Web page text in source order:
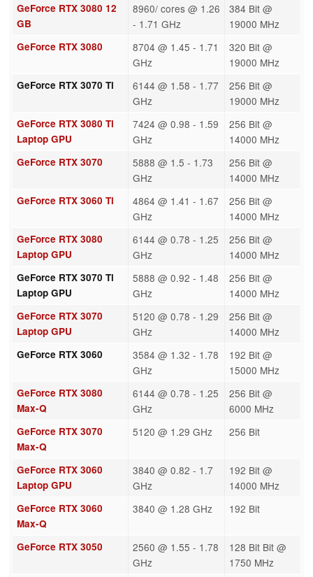
GeForce RTX 3080 12
GB
8960/ cores @ 1.26
- 1.71 GHz
384 Bit @
19000 MHz
GeForce RTX 3080
8704 @ 1.45 - 1.71
GHz
320 Bit @
19000 MHz
GeForce RTX 3070 Ti
6144 @ 1.58 - 1.77
GHz
256 Bit @
19000 MHz
GeForce RTX 3080 Ti
Laptop GPU
7424 @ 0.98 - 1.59
GHz
256 Bit @
14000 MHz
GeForce RTX 3070
5888 @ 1.5 - 1.73
GHz
256 Bit @
14000 MHz
GeForce RTX 3060 Ti
4864 @ 1.41 - 1.67
GHz
256 Bit @
14000 MHz
GeForce RTX 3080
Laptop GPU
6144 @ 0.78 - 1.25
GHz
256 Bit @
14000 MHz
GeForce RTX 3070 Ti
Laptop GPU
5888 @ 0.92 - 1.48
GHz
256 Bit @
14000 MHz
GeForce RTX 3070
Laptop GPU
5120 @ 0.78 - 1.29
GHz
256 Bit @
14000 MHz
GeForce RTX 3060
3584 @ 1.32 - 1.78
GHz
192 Bit @
15000 MHz
GeForce RTX 3080
Max-Q
6144 @ 0.78 - 1.25
GHz
256 Bit @
6000 MHz
GeForce RTX 3070
Max-Q
5120 @ 1.29 GHz 256 Bit
GeForce RTX 3060
Laptop GPU
3840 @ 0.82 - 1.7
GHz
192 Bit @
14000 MHz
GeForce RTX 3060
Max-Q
3840 @ 1.28 GHz 192 Bit
GeForce RTX 3050
2560 @ 1.55 - 1.78
GHz
128 Bit Bit @
1750 MHz